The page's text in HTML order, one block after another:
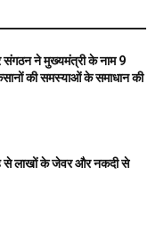
संगठन ने मुख्यमंत्री के नाम 9
की समस्याओं के समाधान की
से लाखों के जेवर और नकदी से